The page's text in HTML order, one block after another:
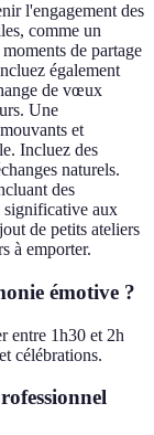
l'engagement des
comme un
de partage
également
de vœux
Une
et
Incluez des
naturels.
des
significative aux
de petits ateliers
à emporter.
émotive ?
entre 1h30 et 2h
célébrations.